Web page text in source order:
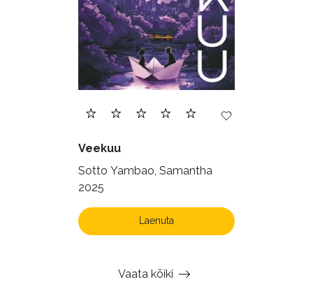
Veekuu
Sotto Yambao, Samantha
2025
Laenuta
Vaata kõiki